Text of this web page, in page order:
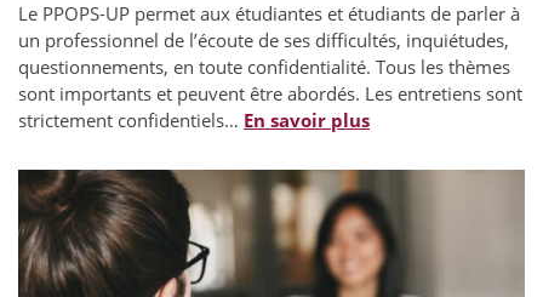
Le PPOPS-UP permet aux étudiantes et étudiants de parler à
un professionnel de l’écoute de ses difficultés, inquiétudes,
questionnements, en toute confidentialité. Tous les thèmes
sont importants et peuvent être abordés. Les entretiens sont
strictement confidentiels… En savoir plus